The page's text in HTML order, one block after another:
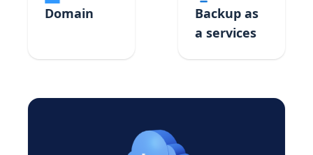
Domain
Backup as
a services